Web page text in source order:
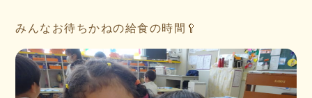
みんなお待ちかねの給食の時間🥄